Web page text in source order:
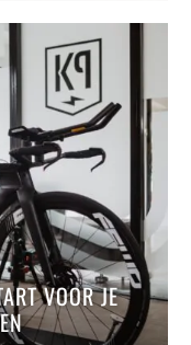
VOOR JE